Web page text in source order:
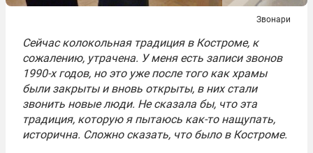
Звонари
Сейчас колокольная традиция в Костроме, к
сожалению, утрачена. У меня есть записи звонов
1990-х годов, но это уже после того как храмы
были закрыты и вновь открыты, в них стали
звонить новые люди. Не сказала бы, что эта
традиция, которую я пытаюсь как-то нащупать,
исторична. Сложно сказать, что было в Костроме.